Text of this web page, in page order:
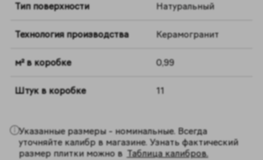
Тип поверхности Натуральный
Технология производства Керамогранит
м² в коробке 0,99
Штук в коробке 11
Указанные размеры - номинальные. Всегда
уточняйте калибр в магазине. Узнать фактический
размер плитки можно в Таблица калибров.